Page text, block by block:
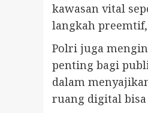
kawasan vital
langkah
Polri juga
penting bagi
dalam
ruang digital